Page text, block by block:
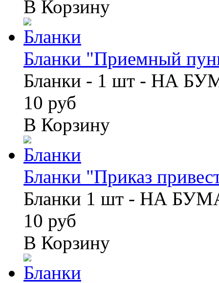
В Корзину
Бланки "Приемный
Бланки - 1 шт - НА
10 руб
В Корзину
Бланки "Приказ
Бланки 1 шт - НА
10 руб
В Корзину